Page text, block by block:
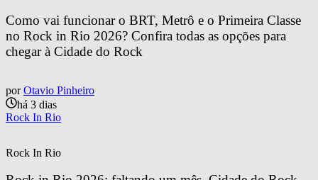
Como vai funcionar o BRT, Metrô e o Primeira Classe
no Rock in Rio 2026? Confira todas as opções para
chegar à Cidade do Rock
por Otavio Pinheiro
há 3 dias
Rock In Rio
Rock In Rio